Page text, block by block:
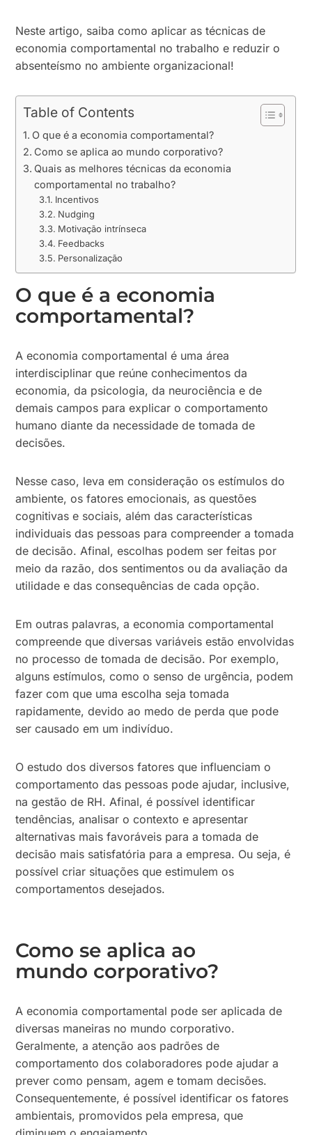
Neste artigo, saiba como aplicar as técnicas de
economia comportamental no trabalho e reduzir o
absenteísmo no ambiente organizacional!
Table of Contents
O que é a economia comportamental?
Como se aplica ao mundo corporativo?
Quais as melhores técnicas da economia
comportamental no trabalho?
Incentivos
Nudging
Motivação intrínseca
Feedbacks
Personalização
O que é a economia
comportamental?
A economia comportamental é uma área
interdisciplinar que reúne conhecimentos da
economia, da psicologia, da neurociência e de
demais campos para explicar o comportamento
humano diante da necessidade de tomada de
decisões.
Nesse caso, leva em consideração os estímulos do
ambiente, os fatores emocionais, as questões
cognitivas e sociais, além das características
individuais das pessoas para compreender a tomada
de decisão. Afinal, escolhas podem ser feitas por
meio da razão, dos sentimentos ou da avaliação da
utilidade e das consequências de cada opção.
Em outras palavras, a economia comportamental
compreende que diversas variáveis estão envolvidas
no processo de tomada de decisão. Por exemplo,
alguns estímulos, como o senso de urgência, podem
fazer com que uma escolha seja tomada
rapidamente, devido ao medo de perda que pode
ser causado em um indivíduo.
O estudo dos diversos fatores que influenciam o
comportamento das pessoas pode ajudar, inclusive,
na gestão de RH. Afinal, é possível identificar
tendências, analisar o contexto e apresentar
alternativas mais favoráveis para a tomada de
decisão mais satisfatória para a empresa. Ou seja, é
possível criar situações que estimulem os
comportamentos desejados.
Como se aplica ao
mundo corporativo?
A economia comportamental pode ser aplicada de
diversas maneiras no mundo corporativo.
Geralmente, a atenção aos padrões de
comportamento dos colaboradores pode ajudar a
prever como pensam, agem e tomam decisões.
Consequentemente, é possível identificar os fatores
ambientais, promovidos pela empresa, que